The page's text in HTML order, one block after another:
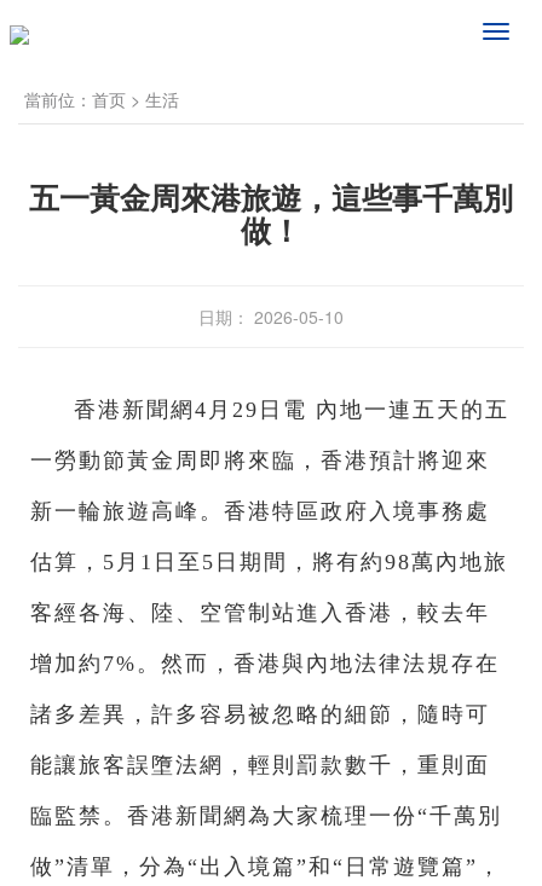
频
當前位： 首页 > 生活
五一黃金周來港旅遊，這些事千萬別
做！
日期： 2026-05-10
香港新聞網4月29日電 內地一連五天的五
一勞動節黃金周即將來臨，香港預計將迎來
新一輪旅遊高峰。香港特區政府入境事務處
估算，5月1日至5日期間，將有約98萬內地旅
客經各海、陸、空管制站進入香港，較去年
增加約7%。然而，香港與內地法律法規存在
諸多差異，許多容易被忽略的細節，隨時可
能讓旅客誤墮法網，輕則罰款數千，重則面
臨監禁。香港新聞網為大家梳理一份“千萬別
做”清單，分為“出入境篇”和“日常遊覽篇”，